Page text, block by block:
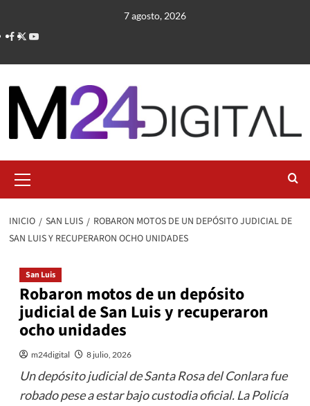
contenido
7 agosto, 2026
primario
INICIO SAN LUIS
ROBARON MOTOS DE UN DEPÓSITO JUDICIAL DE
SAN LUIS Y RECUPERARON OCHO UNIDADES
San Luis
Robaron motos de un depósito
judicial de San Luis y recuperaron
ocho unidades
m24digital 8 julio, 2026
Un depósito judicial de Santa Rosa del Conlara fue
robado pese a estar bajo custodia oficial. La Policía